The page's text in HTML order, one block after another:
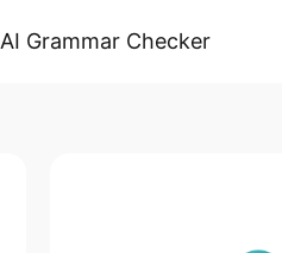
AI Grammar Checker